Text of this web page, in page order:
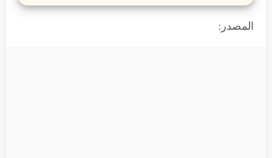
المصدر: